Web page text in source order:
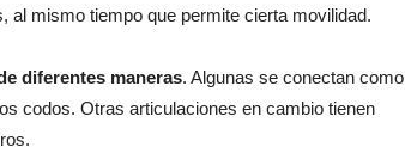
al mismo tiempo que permite cierta movilidad.
diferentes maneras. Algunas se conectan como
codos. Otras articulaciones en cambio tienen